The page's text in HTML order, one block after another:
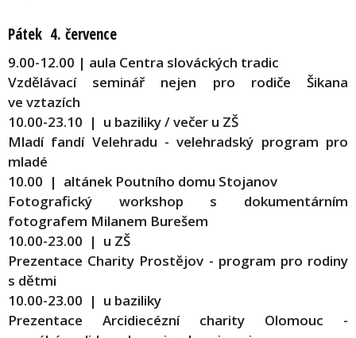
Pátek 4. července
9.00-12.00 | aula Centra slováckých tradic
Vzdělávací seminář nejen pro rodiče Šikana
ve vztazích
10.00-23.10 | u baziliky / večer u ZŠ
Mladí fandí Velehradu - velehradský program pro
mladé
10.00 | altánek Poutního domu Stojanov
Fotografický workshop s dokumentárním
fotografem Milanem Burešem
10.00-23.00 | u ZŠ
Prezentace Charity Prostějov - program pro rodiny
s dětmi
10.00-23.00 | u baziliky
Prezentace Arcidiecézní charity Olomouc -